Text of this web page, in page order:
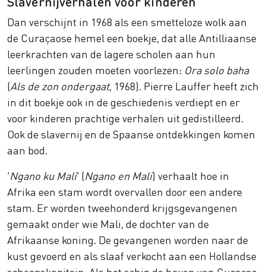
Dan verschijnt in 1968 als een smetteloze wolk aan
de Curaçaose hemel een boekje, dat alle Antilliaanse
leerkrachten van de lagere scholen aan hun
leerlingen zouden moeten voorlezen: Ora solo baha
(Als de zon ondergaat, 1968). Pierre Lauffer heeft zich
in dit boekje ook in de geschiedenis verdiept en er
voor kinderen prachtige verhalen uit gedistilleerd.
Ook de slavernij en de Spaanse ontdekkingen komen
aan bod.
‘Ngano ku Mali’ (Ngano en Mali) verhaalt hoe in
Afrika een stam wordt overvallen door een andere
stam. Er worden tweehonderd krijgsgevangenen
gemaakt onder wie Mali, de dochter van de
Afrikaanse koning. De gevangenen worden naar de
kust gevoerd en als slaaf verkocht aan een Hollandse